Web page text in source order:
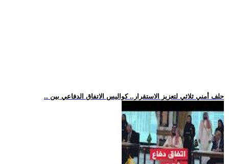
.. حلف أمني ثلاثي لتعزيز الاستقرار.. كواليس الاتفاق الدفاعي بين